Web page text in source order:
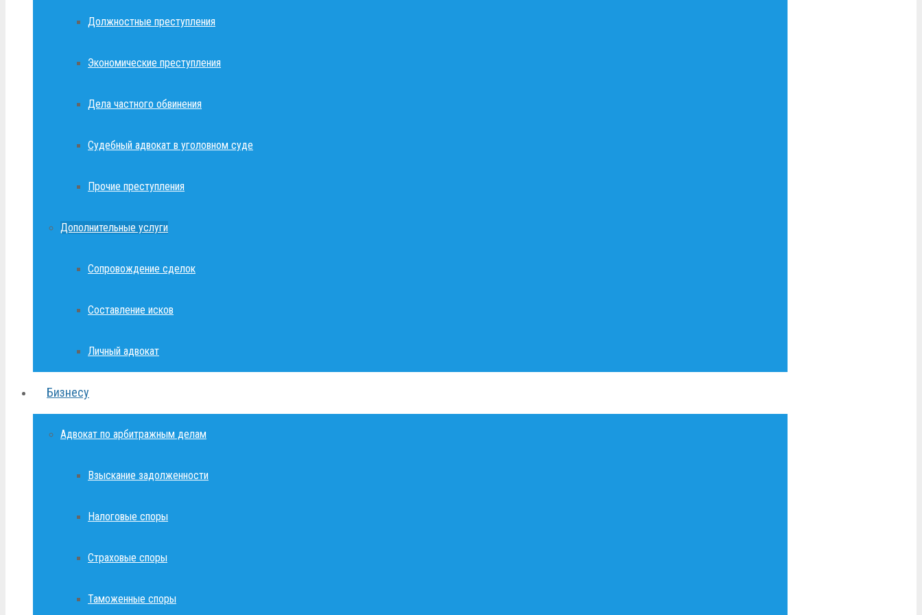
Должностные преступления
Экономические преступления
Дела частного обвинения
Судебный адвокат в уголовном суде
Прочие преступления
Дополнительные услуги
Сопровождение сделок
Составление исков
Личный адвокат
Бизнесу
Адвокат по арбитражным делам
Взыскание задолженности
Налоговые споры
Страховые споры
Таможенные споры